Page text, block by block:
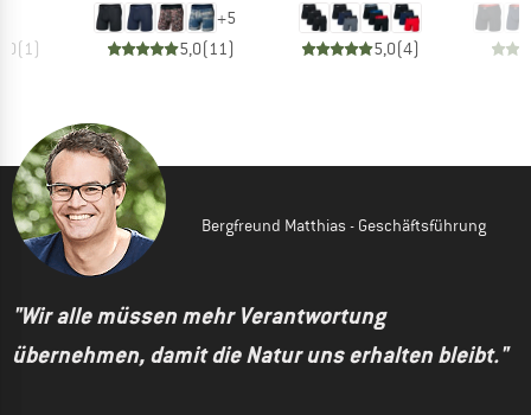
(1)
+5
5,0(11) 5,0(4)
Bergfreund Matthias - Geschäftsführung
"Wir alle müssen mehr Verantwortung
übernehmen, damit die Natur uns erhalten bleibt."